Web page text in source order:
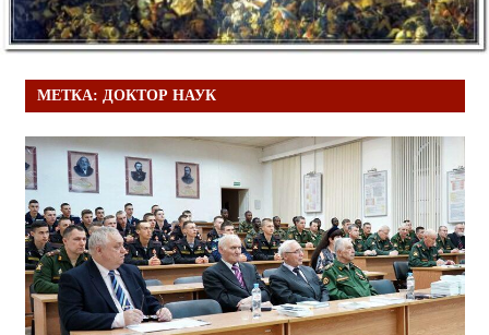
МЕТКА: ДОКТОР НАУК